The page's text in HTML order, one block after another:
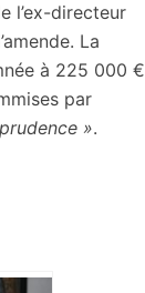
l’ex-directeur
La
à 225 000 €
par
».